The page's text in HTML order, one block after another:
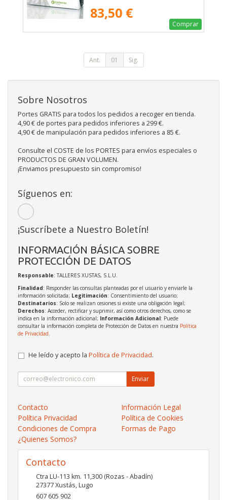
83,50 €
Comprar
Ant. 01 Sig.
Sobre Nosotros
Portes GRATIS para todos los pedidos a recoger en tienda.
4,90 € de portes para pedidos inferiores a 299 €.
4,90 € de manipulación para pedidos inferiores a 85 €.
Consulte el COSTE de los PORTES para envíos especiales o
PRODUCTOS DE GRAN VOLUMEN.
¡Enviamos presupuesto sin compromiso!
Síguenos en:
¡Suscríbete a Nuestro Boletín!
INFORMACIÓN BÁSICA SOBRE
PROTECCIÓN DE DATOS
Responsable: TALLERES XUSTAS, S.L.U.
Finalidad: Responder las consultas planteadas por el usuario y enviarle la
información solicitada; Legitimación: Consentimiento del usuario;
Destinatarios: Solo se realizan cesiones si existe una obligación legal;
Derechos: Acceder, rectificar y suprimir, así como otros derechos, como se
indica en la información adicional; Información Adicional: Puede
consultar la información completa de Protección de Datos en nuestra Política
de Privacidad
He leído y acepto la Política de Privacidad.
Enviar
Contacto
Información Legal
Política Privacidad
Política de Cookies
Condiciones de Compra
Formas de Pago
¿Quienes Somos?
Contacto
Ctra LU-113 km. 11,300 (Rozas - Abadín)
27377Xustás,Lugo
607 605 902